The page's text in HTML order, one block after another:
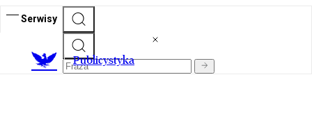
Serwisy
Publicystyka